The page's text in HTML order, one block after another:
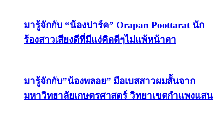
มารู้จักกับ “น้องปาร์ค” Orapan Poottarat นัก
ร้องสาวเสียงดีที่มีแง่คิดดีๆไม่แพ้หน้าตา
มารู้จักกับ”น้องพลอย” มือเบสสาวผมสั้นจาก
มหาวิทยาลัยเกษตรศาสตร์ วิทยาเขตกำแพงแสน